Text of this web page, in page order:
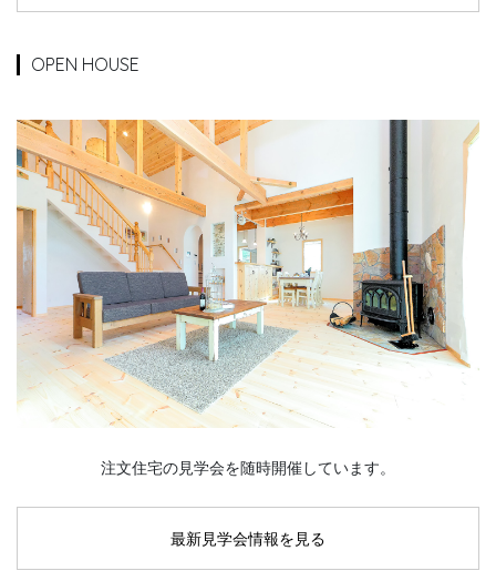
OPEN HOUSE
注文住宅の見学会を随時開催しています。
最新見学会情報を見る